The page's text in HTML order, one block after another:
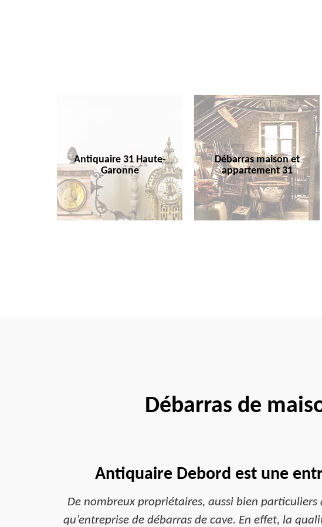
Antiquaire 31 Haute-
Garonne
Débarras maison et
appartement 31
Débarras de
Antiquaire Debord est une
De nombreux propriétaires, aussi bien
qu’entreprise de débarras de cave. En effet, la